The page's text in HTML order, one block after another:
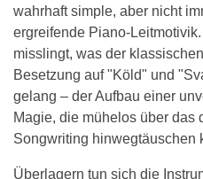
wahrhaft simple, aber nicht
ergreifende Piano-Leitmotivik.
misslingt, was der
Besetzung auf "Köld" und
gelang – der Aufbau einer
Magie, die mühelos über das
Songwriting hinwegtäuschen
Überlagern tun sich die